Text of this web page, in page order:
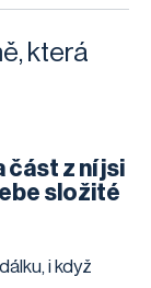
která
část z ní jsi
složité
i když